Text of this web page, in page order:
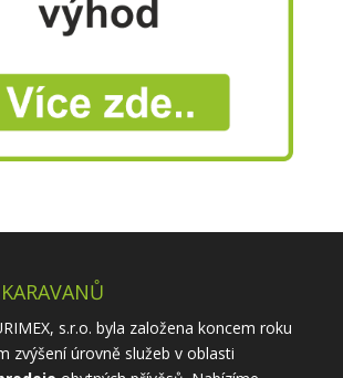
s.r.o. byla založena koncem roku
zvýšení úrovně služeb v oblasti